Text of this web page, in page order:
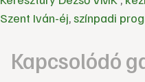
Szent Iván-éj,színpadi
Kapcsolódó